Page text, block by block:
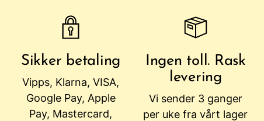
Sikker betaling
Vipps, Klarna, VISA,
Google Pay, Apple
Pay, Mastercard,
Ingen toll. Rask
levering
Vi sender 3 ganger
per uke fra vårt lager